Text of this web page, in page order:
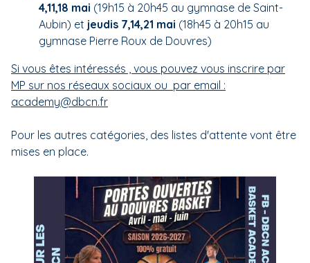
4,11,18 mai (19h15 à 20h45 au gymnase de Saint-
Aubin) et jeudis 7,14,21 mai (18h45 à 20h15 au
gymnase Pierre Roux de Douvres)
Si vous êtes intéressés , vous pouvez vous inscrire par
MP sur nos réseaux sociaux ou par email :
academy@dbcn.fr
Pour les autres catégories, des listes d'attente vont être
mises en place.